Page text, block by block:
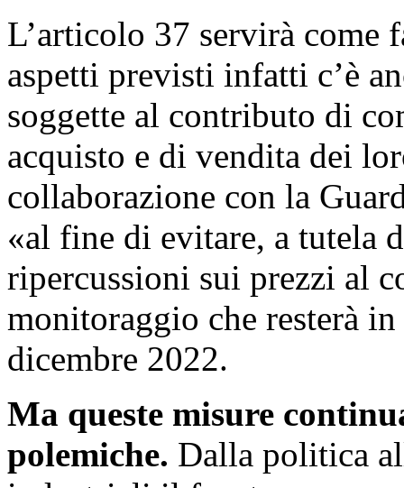
L’articolo 37 servirà come
aspetti previsti infatti c’è
soggette al contributo di
acquisto e di vendita dei
collaborazione con la
«al fine di evitare, a tutela
ripercussioni sui prezzi al
monitoraggio che resterà
dicembre 2022.
Ma queste misure
polemiche. Dalla politica